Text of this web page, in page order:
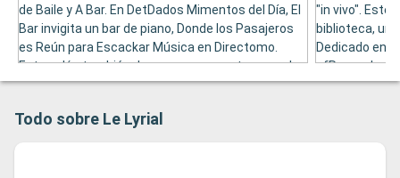
de Baile y A Bar. En DetDados Mimentos del Día, El
Bar invigita un bar de piano, Donde los Pasajeros
es Reún para Escackar Música en Directomo.
Este salón también da accesso a una terraza al
aire libre. En El Interior, El Salón Tiene Capacidad
Puede Acoger Hasta 30 Personas.
"in vivo". Este
biblioteca, un
Dedicado en
ofRece a Los
Acceder
Todo sobre Le Lyrial